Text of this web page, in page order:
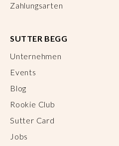
Zahlungsarten
SUTTER BEGG
Unternehmen
Events
Blog
Rookie Club
Sutter Card
Jobs